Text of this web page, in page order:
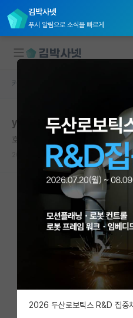
김박사넷
푸시 알림으로 소식을 빠르게
국내대학원 정보
연구실&오픈랩
커뮤니티
커뮤니티 홈
전체글보기
베스트 게시판
IF 명예의전당
자유 게시판(아무개랩)
미국 유학 게시판
커뮤니티 홈
yk 인기랩 인턴 -> skp 평타
호탕한 제임스 와트
2026.05.04 1 604
2026 두산로보틱스 R&D 집중